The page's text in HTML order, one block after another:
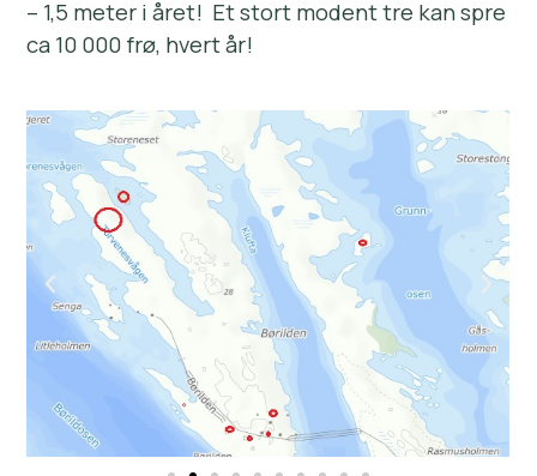
– 1,5 meter i året! Et stort modent tre kan spre
ca 10 000 frø, hvert år!